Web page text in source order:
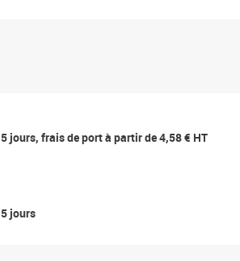
jours, frais de port à partir de 4,58 € HT
jours